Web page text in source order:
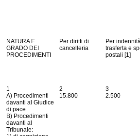
NATURA E
GRADO DEI
PROCEDIMENTI
Per diritti di
cancelleria
Per
trasferta e
postali [1]
1 2 3
A) Procedimenti
davanti al Giudice
di pace
15.800 2.500
B) Procedimenti
davanti al
Tribunale: